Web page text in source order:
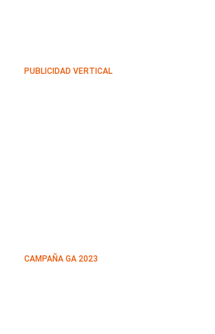
PUBLICIDAD VERTICAL
CAMPAÑA GA 2023